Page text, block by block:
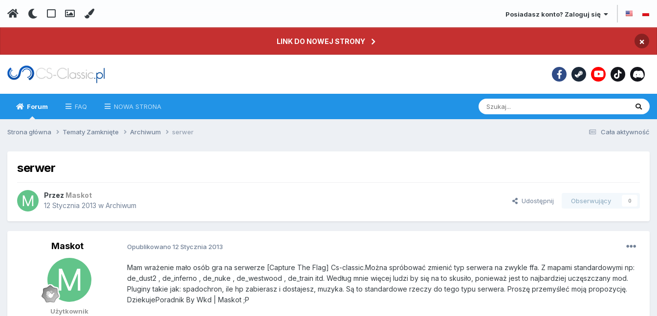
Posiadasz konto? Zaloguj się
LINK DO NOWEJ STRONY ×
Forum FAQ NOWA STRONA
Cała aktywność
Strona główna Tematy Zamknięte Archiwum serwer
serwer
Przez Maskot
12 Stycznia 2013 w Archiwum
Udostępnij Obserwujący 0
Maskot
Użytkownik
Opublikowano 12 Stycznia 2013
Mam wrażenie mało osób gra na serwerze [Capture The Flag] Cs-classic.Można spróbować zmienić typ serwera na zwykle ffa. Z mapami standardowymi np:
de_dust2 , de_inferno , de_nuke , de_westwood , de_train itd. Według mnie więcej ludzi by się na to skusiło, ponieważ jest to najbardziej uczęszczany mod.
Pluginy takie jak: spadochron, ile hp zabierasz i dostajesz, muzyka. Są to standardowe rzeczy do tego typu serwera. Proszę przemyśleć moją propozycję.
DziekujePoradnik By Wkd | Maskot ;P